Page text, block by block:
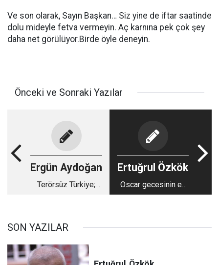
Ve son olarak, Sayın Başkan… Siz yine de iftar saatinde
dolu mideyle fetva vermeyin. Aç karnına pek çok şey
daha net görülüyor.Birde öyle deneyin.
Önceki ve Sonraki Yazılar
Ergün Aydoğan
Terörsüz Türkiye;
Ertuğrul Özkök
Oscar gecesinin en
güzel dedikodusu
SON YAZILAR